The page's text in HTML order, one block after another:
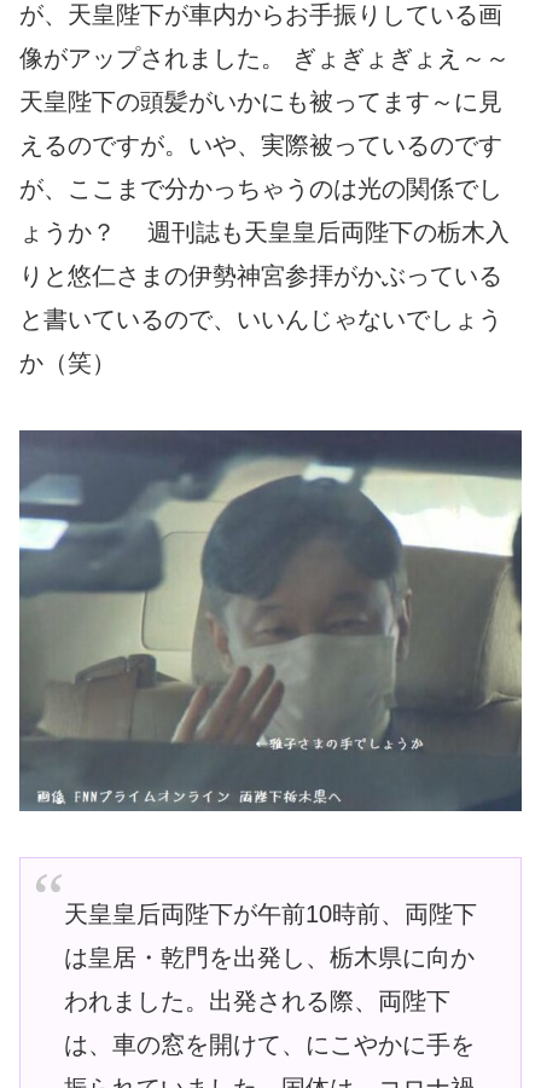
が、天皇陛下が車内からお手振りしている画
像がアップされました。 ぎょぎょぎょえ～～
天皇陛下の頭髪がいかにも被ってます～に見
えるのですが。いや、実際被っているのです
が、ここまで分かっちゃうのは光の関係でし
ょうか？ 週刊誌も天皇皇后両陛下の栃木入
りと悠仁さまの伊勢神宮参拝がかぶっている
と書いているので、いいんじゃないでしょう
か（笑）
天皇皇后両陛下が午前10時前、両陛下
は皇居・乾門を出発し、栃木県に向か
われました。出発される際、両陛下
は、車の窓を開けて、にこやかに手を